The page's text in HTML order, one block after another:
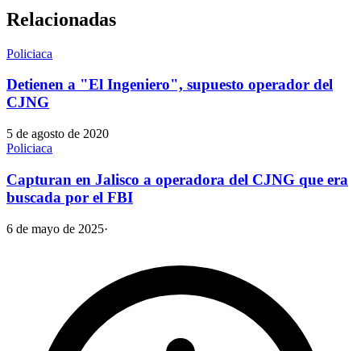
Relacionadas
Policiaca
Detienen a "El Ingeniero", supuesto operador del
CJNG
5 de agosto de 2020
Policiaca
Capturan en Jalisco a operadora del CJNG que era
buscada por el FBI
6 de mayo de 2025·